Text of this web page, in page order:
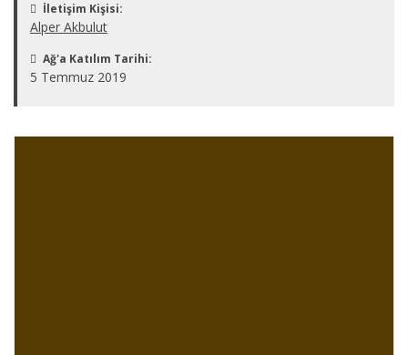
İletişim Kişisi:
Alper Akbulut
Ağ'a Katılım Tarihi:
5 Temmuz 2019